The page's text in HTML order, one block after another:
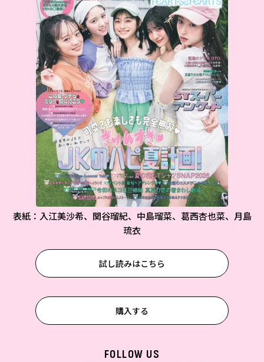
表紙：入江美沙希、関谷瑠紀、中島瑠菜、葛西杏也菜、月島
琉衣
試し読みはこちら
購入する
FOLLOW US